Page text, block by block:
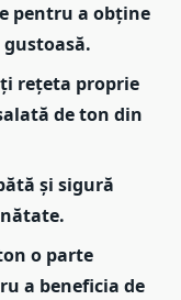
pentru a obține
rețeta proprie
de ton din
și sigură
o parte
a beneficia de